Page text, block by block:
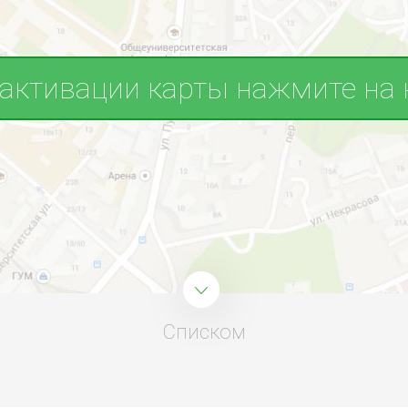
карты нажмите на
Списком